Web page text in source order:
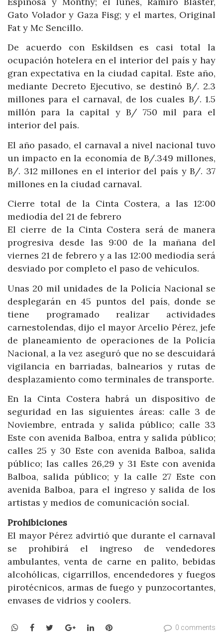
Gato Volador y Gaza Fisg; y el martes, Original
Fat y Mc Sencillo.
De acuerdo con Eskildsen es casi total la
ocupación hotelera en el interior del país y hay
gran expectativa en la ciudad capital. Este año,
mediante Decreto Ejecutivo, se destinó B/. 2.3
millones para el carnaval, de los cuales B/. 1.5
millón para la capital y B/ 750 mil para el
interior del país.
El año pasado, el carnaval a nivel nacional tuvo
un impacto en la economía de B/.349 millones,
B/. 312 millones en el interior del país y B/. 37
millones en la ciudad carnaval.
Cierre total de la Cinta Costera, a las 12:00
mediodía del 21 de febrero
El cierre de la Cinta Costera será de manera
progresiva desde las 9:00 de la mañana del
viernes 21 de febrero y a las 12:00 mediodía será
desviado por completo el paso de vehículos.
Unas 20 mil unidades de la Policía Nacional se
desplegarán en 45 puntos del país, donde se
tiene programado realizar actividades
carnestolendas, dijo el mayor Arcelio Pérez, jefe
de planeamiento de operaciones de la Policía
Nacional, a la vez aseguró que no se descuidará
vigilancia en barriadas, balnearios y rutas de
desplazamiento como terminales de transporte.
En la Cinta Costera habrá un dispositivo de
seguridad en las siguientes áreas: calle 3 de
Noviembre, entrada y salida público; calle 33
Este con avenida Balboa, entra y salida público;
calles 25 y 30 Este con avenida Balboa, salida
público; las calles 26,29 y 31 Este con avenida
Balboa, salida público; y la calle 27 Este con
avenida Balboa, para el ingreso y salida de los
artistas y medios de comunicación social.
Prohibiciones
El mayor Pérez advirtió que durante el carnaval
se prohibirá el ingreso de vendedores
ambulantes, venta de carne en palito, bebidas
alcohólicas, cigarrillos, encendedores y fuegos
pirotécnicos, armas de fuego y punzocortantes,
envases de vidrios y coolers.
WhatsApp
Facebook
TwitterGoogle+LinkedInPinterest 0 comments